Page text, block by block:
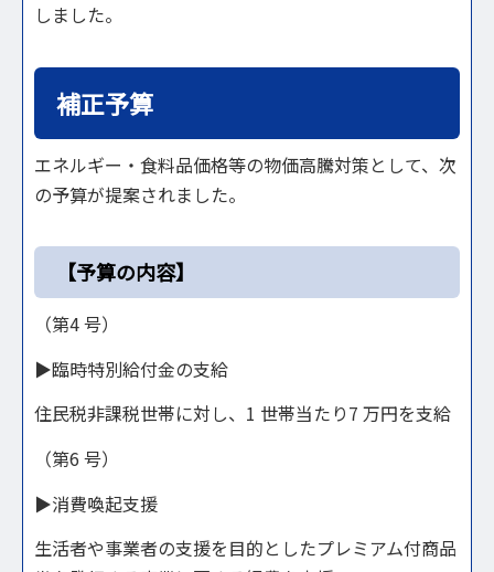
しました。
補正予算
エネルギー・食料品価格等の物価高騰対策として、次
の予算が提案されました。
【予算の内容】
（第4 号）
▶臨時特別給付金の支給
住民税非課税世帯に対し、1 世帯当たり7 万円を支給
（第6 号）
▶消費喚起支援
生活者や事業者の支援を目的としたプレミアム付商品